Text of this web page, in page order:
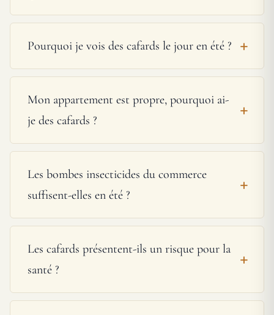
Pourquoi je vois des cafards le jour en été ?
Mon appartement est propre, pourquoi ai-
je des cafards ?
Les bombes insecticides du commerce
suffisent-elles en été ?
Les cafards présentent-ils un risque pour la
santé ?